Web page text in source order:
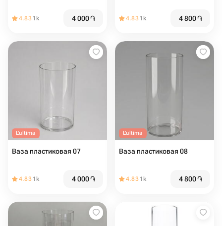
4.83 1k 4 000֏ 4.83 1k 4 800֏
L'ultima
Ваза пластиковая 07
4.83 1k 4 000֏
L'ultima
Ваза пластиковая 08
4.83 1k 4 800֏